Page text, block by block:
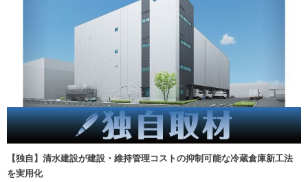
【独自】清水建設が建設・維持管理コストの抑制可能な冷蔵倉庫新工法
を実用化